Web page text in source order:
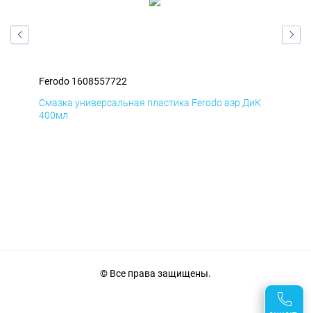
Ferodo 1608557722
Смазка универсальная пластика Ferodo аэр ДиК
400мл
© Все права защищены.